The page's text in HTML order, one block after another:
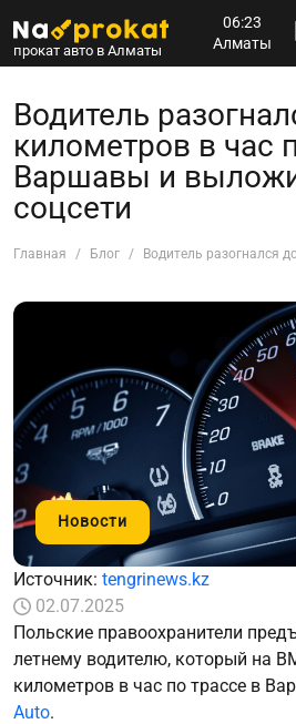
прокат авто в Алматы
06:23
Алматы
Водитель
километров в час
Варшавы и
соцсети
Главная Блог Водитель разогнался
Новости
Источник: tengrinews.kz
02.07.2025
Польские правоохранители
летнему водителю, который на
километров в час по трассе в
Auto.